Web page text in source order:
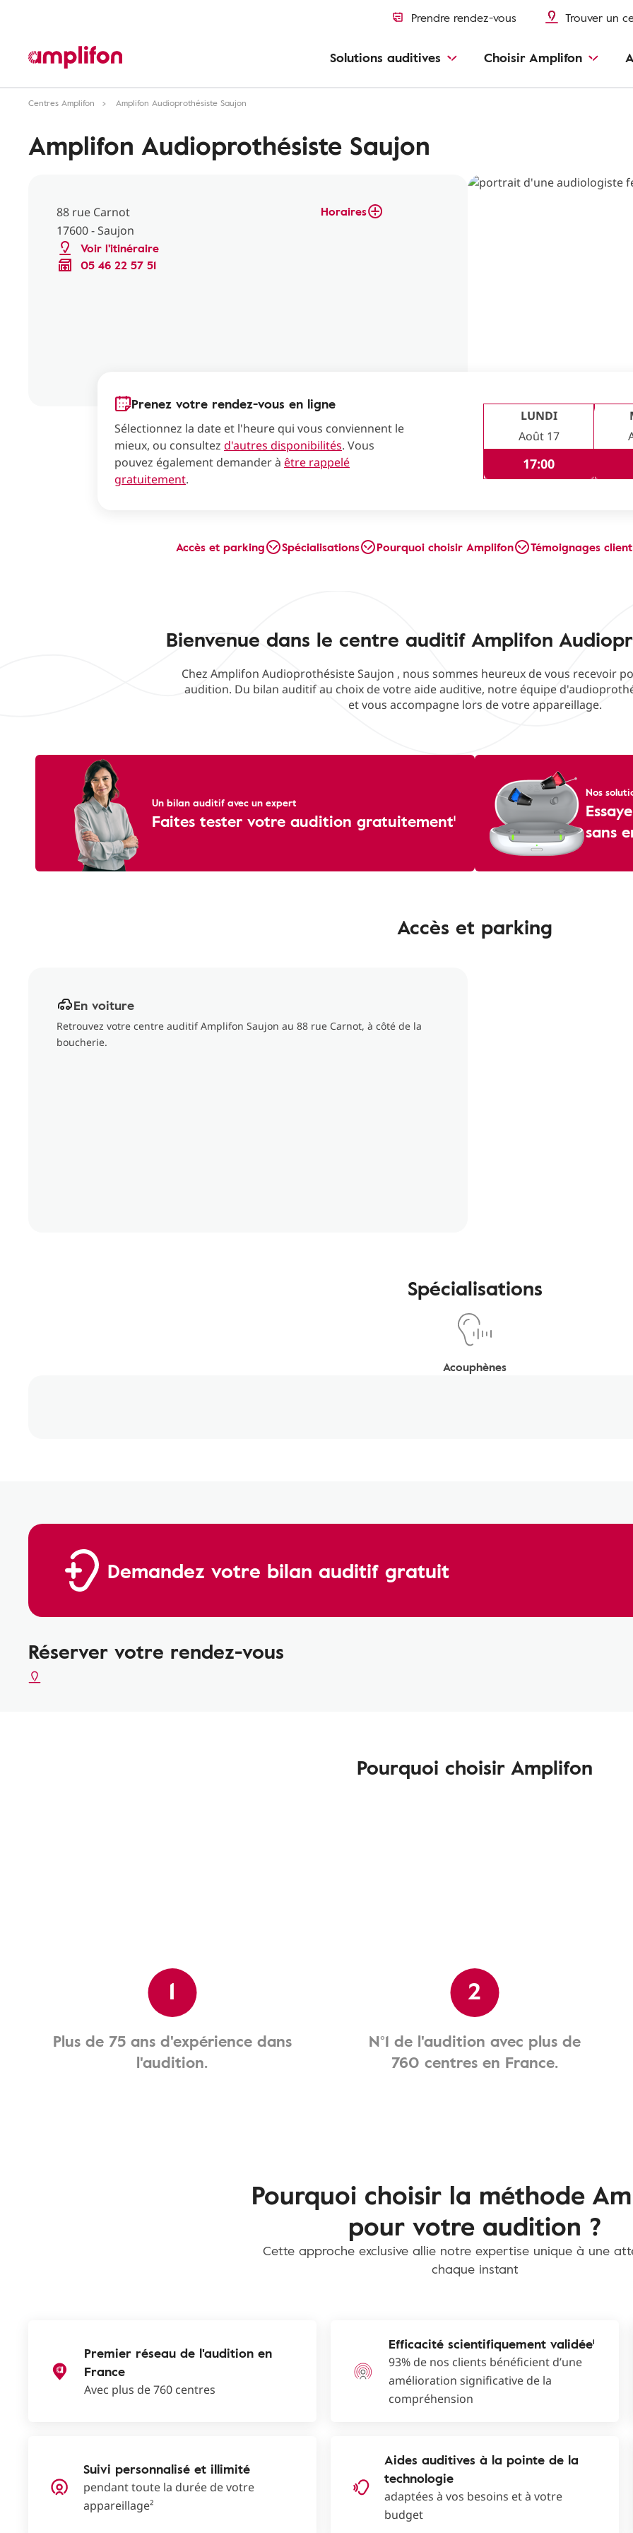
Prendre rendez-vous Trouver un
Solutions auditives Choisir Amplifon
Centres Amplifon Amplifon Audioprothésiste Saujon
Amplifon Audioprothésiste Saujon
88 rue Carnot
17600 - Saujon
Voir l'itinéraire
05 46 22 57 51
Horaires
Prenez votre rendez-vous en ligne
Sélectionnez la date et l'heure qui vous conviennent le
mieux, ou consultez d'autres disponibilités. Vous
pouvez également demander à être rappelé
gratuitement.
LUNDI
Août 17
17:00
Accès et parking Spécialisations Pourquoi choisir Amplifon Témoignages client
Bienvenue dans le centre auditif Amplifon
Chez Amplifon Audioprothésiste Saujon , nous sommes heureux de vous recevoir
audition. Du bilan auditif au choix de votre aide auditive, notre équipe
et vous accompagne lors de votre appareillage.
Un bilan auditif avec un expert
Faites tester votre audition gratuitement¹
Nos
sans
Accès et parking
En voiture
Retrouvez votre centre auditif Amplifon Saujon au 88 rue Carnot, à côté de la
boucherie.
Spécialisations
Acouphènes
Demandez votre bilan auditif gratuit
Réserver votre rendez-vous
Pourquoi choisir Amplifon
1
Plus de 75 ans d'expérience dans
l'audition.
2
N°1 de l'audition avec plus de
760 centres en France.
Pourquoi choisir la méthode
pour votre audition ?
Cette approche exclusive allie notre expertise unique à une
chaque instant
Premier réseau de l'audition en
France
Avec plus de 760 centres
Efficacité scientifiquement validée¹
93% de nos clients bénéficient d’une
amélioration significative de la
compréhension
Suivi personnalisé et illimité
pendant toute la durée de votre
appareillage²
Aides auditives à la pointe de la
technologie
adaptées à vos besoins et à votre
budget